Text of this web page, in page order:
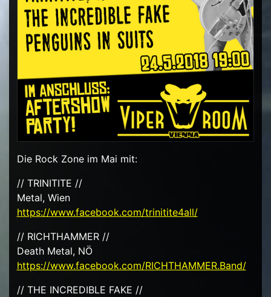
Die Rock Zone im Mai mit:
// TRINITITE //
Metal, Wien
https://www.facebook.com/trinitite4all/
// RICHTHAMMER //
Death Metal, NÖ
https://www.facebook.com/RICHTHAMMER.Band/
// THE INCREDIBLE FAKE //